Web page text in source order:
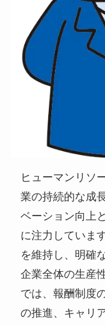
ヒューマンリソ
業の持続的な成
ベーション向上
に注力していま
を維持し、明確
企業全体の生産
では、報酬制度
の推進、キャリ